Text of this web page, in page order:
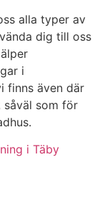
alla typer av
dig till oss
i
finns även där
såväl som för
i Täby